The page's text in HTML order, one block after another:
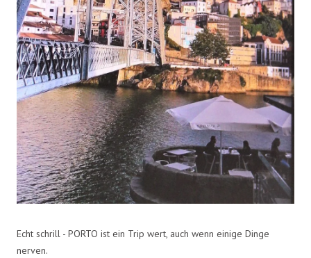
Echt schrill - PORTO ist ein Trip wert, auch wenn einige Dinge
nerven.